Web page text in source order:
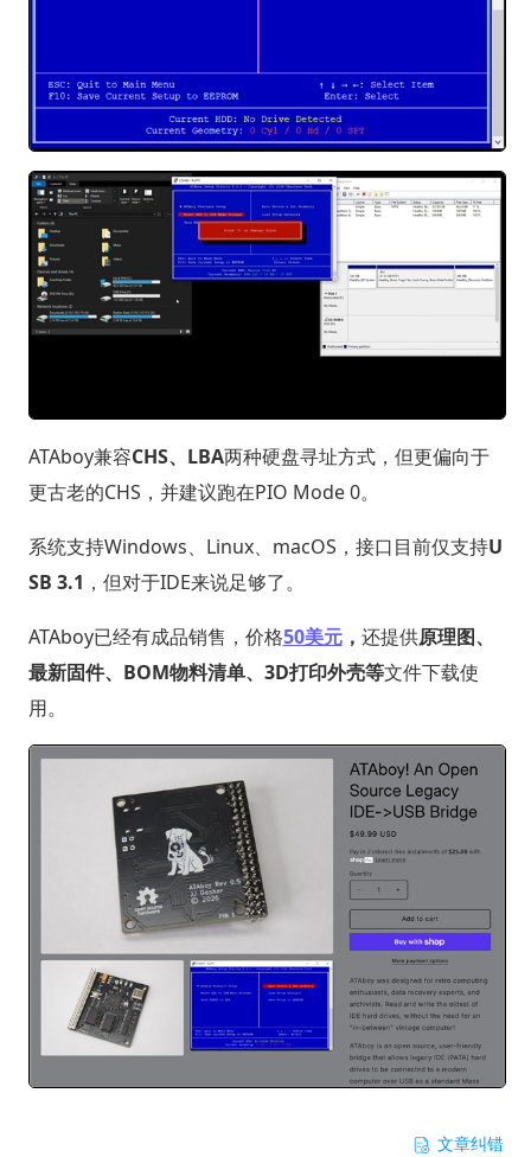
ATAboy兼容CHS、LBA两种硬盘寻址方式，但更偏向于
更古老的CHS，并建议跑在PIO Mode 0。
系统支持Windows、Linux、macOS，接口目前仅支持U
SB 3.1 ，但对于IDE来说足够了。
ATAboy已经有成品销售，价格50美元， 还提供原理图、
最新固件、BOM物料清单、3D打印外壳等文件下载使
用。
文章纠错